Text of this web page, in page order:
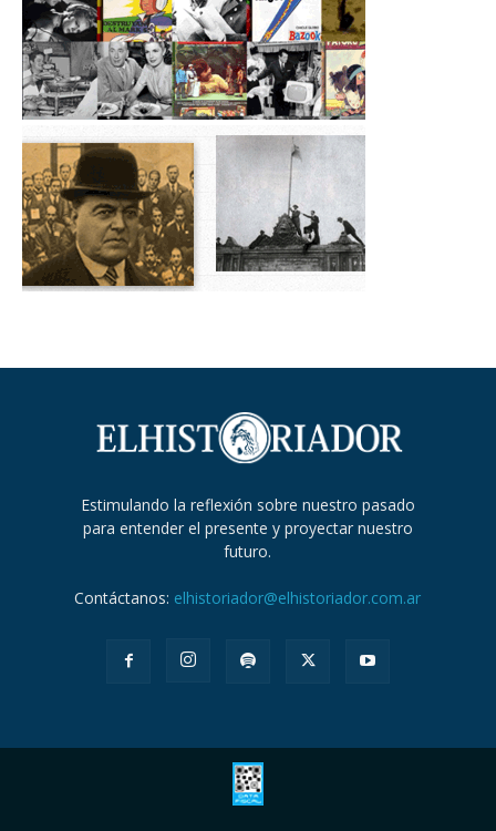
Estimulando la reflexión sobre nuestro pasado
para entender el presente y proyectar nuestro
futuro.
Contáctanos: elhistoriador@elhistoriador.com.ar